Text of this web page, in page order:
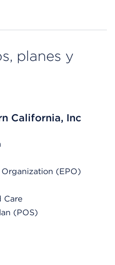
planes y
California, Inc
(EPO)
Care
(POS)